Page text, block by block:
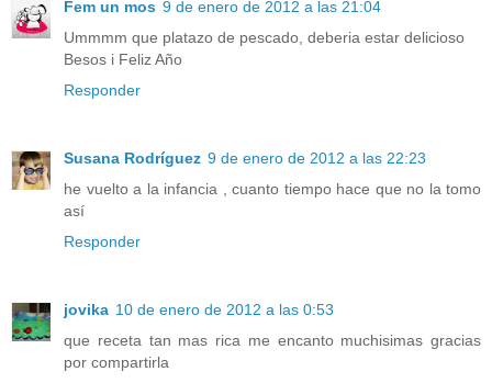
Fem un mos 9 de enero de 2012 a las 21:04
Ummmm que platazo de pescado, deberia estar delicioso
Besos i Feliz Año
Responder
Susana Rodríguez 9 de enero de 2012 a las 22:23
he vuelto a la infancia , cuanto tiempo hace que no la tomo
así
Responder
jovika 10 de enero de 2012 a las 0:53
que receta tan mas rica me encanto muchisimas gracias
por compartirla